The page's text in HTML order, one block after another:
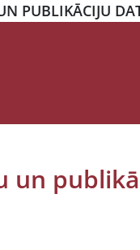
PUBLIKĀCIJU
un